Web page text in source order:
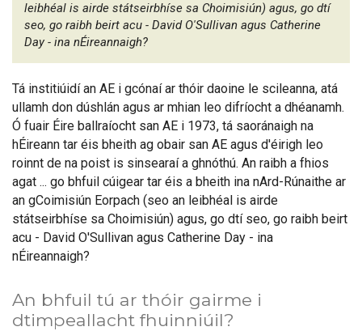
leibhéal is airde státseirbhíse sa Choimisiún) agus, go dtí
seo, go raibh beirt acu - David O'Sullivan agus Catherine
Day - ina nÉireannaigh?
Tá institiúidí an AE i gcónaí ar thóir daoine le scileanna, atá
ullamh don dúshlán agus ar mhian leo difríocht a dhéanamh.
Ó fuair Éire ballraíocht san AE i 1973, tá saoránaigh na
hÉireann tar éis bheith ag obair san AE agus d'éirigh leo
roinnt de na poist is sinsearaí a ghnóthú. An raibh a fhios
agat ... go bhfuil cúigear tar éis a bheith ina nArd-Rúnaithe ar
an gCoimisiún Eorpach (seo an leibhéal is airde
státseirbhíse sa Choimisiún) agus, go dtí seo, go raibh beirt
acu - David O'Sullivan agus Catherine Day - ina
nÉireannaigh?
An bhfuil tú ar thóir gairme i
dtimpeallacht fhuinniúil?